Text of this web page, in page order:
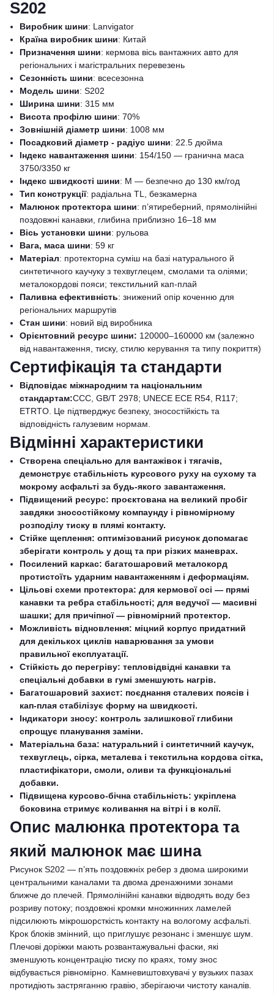
S202
Виробник шини: Lanvigator
Країна виробник шини: Китай
Призначення шини: кермова вісь вантажних авто для
регіональних і магістральних перевезень
Сезонність шини: всесезонна
Модель шини: S202
Ширина шини: 315 мм
Висота профілю шини: 70%
Зовнішній діаметр шини: 1008 мм
Посадковий діаметр - радіус шини: 22.5 дюйма
Індекс навантаження шини: 154/150 — гранична маса
3750/3350 кг
Індекс швидкості шини: M — безпечно до 130 км/год
Тип конструкції: радіальна TL, безкамерна
Малюнок протектора шини: п’ятиреберний, прямолінійні
поздовжні канавки, глибина приблизно 16–18 мм
Вісь установки шини: рульова
Вага, маса шини: 59 кг
Матеріал: протекторна суміш на базі натурального й
синтетичного каучуку з техвуглецем, смолами та оліями;
металокордові пояси; текстильний кап-плай
Паливна ефективність: знижений опір коченню для
регіональних маршрутів
Стан шини: новий від виробника
Орієнтовний ресурс шини: 120000–160000 км (залежно
від навантаження, тиску, стилю керування та типу покриття)
Сертифікація та стандарти
Відповідає міжнародним та національним
стандартам:CCC, GB/T 2978; UNECE ECE R54, R117;
ETRTO. Це підтверджує безпеку, зносостійкість та
відповідність галузевим нормам.
Відмінні характеристики
Створена спеціально для вантажівок і тягачів,
демонструє стабільність курсового руху на сухому та
мокрому асфальті за будь-якого завантаження.
Підвищений ресурс: проєктована на великий пробіг
завдяки зносостійкому компаунду і рівномірному
розподілу тиску в плямі контакту.
Стійке щеплення: оптимізований рисунок допомагає
зберігати контроль у дощ та при різких маневрах.
Посилений каркас: багатошаровий металокорд
протистоїть ударним навантаженням і деформаціям.
Цільові схеми протектора: для кермової осі — прямі
канавки та ребра стабільності; для ведучої — масивні
шашки; для причіпної — рівномірний протектор.
Можливість відновлення: міцний корпус придатний
для декількох циклів наварювання за умови
правильної експлуатації.
Стійкість до перегріву: тепловідвідні канавки та
спеціальні добавки в гумі зменшують нагрів.
Багатошаровий захист: поєднання сталевих поясів і
кап-плая стабілізує форму на швидкості.
Індикатори зносу: контроль залишкової глибини
спрощує планування заміни.
Матеріальна база: натуральний і синтетичний каучук,
техвуглець, сірка, металева і текстильна кордова сітка,
пластифікатори, смоли, оливи та функціональні
добавки.
Підвищена курсово-бічна стабільність: укріплена
боковина стримує коливання на вітрі і в колії.
Опис малюнка протектора та
який малюнок має шина
Рисунок S202 — п’ять поздовжніх ребер з двома широкими
центральними каналами та двома дренажними зонами
ближче до плечей. Прямолінійні канавки відводять воду без
розриву потоку; поздовжні кромки множинних ламелей
підсилюють мікрошорсткість контакту на вологому асфальті.
Крок блоків змінний, що приглушує резонанс і зменшує шум.
Плечові доріжки мають розвантажувальні фаски, які
зменшують концентрацію тиску по краях, тому знос
відбувається рівномірно. Камневиштовхувачі у вузьких пазах
протидіють застряганню гравію, зберігаючи чистоту каналів.